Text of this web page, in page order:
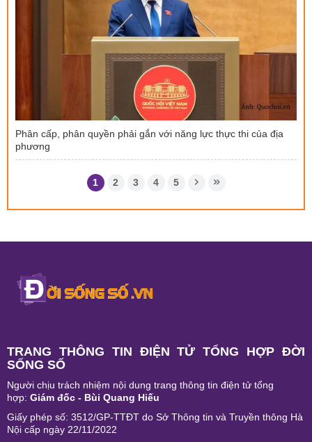
Phân cấp, phân quyền phải gắn với năng lực thực thi của địa
phương
1 2 3 4 5
TRANG THÔNG TIN ĐIỆN TỬ TỔNG HỢP ĐỜI
SỐNG SỐ
Người chịu trách nhiệm nội dung trang thông tin điện tử tổng
hợp: Giám đốc - Bùi Quang Hiếu
Giấy phép số: 3512/GP-TTĐT do Sở Thông tin và Truyền thông Hà
Nội cấp ngày 22/11/2022